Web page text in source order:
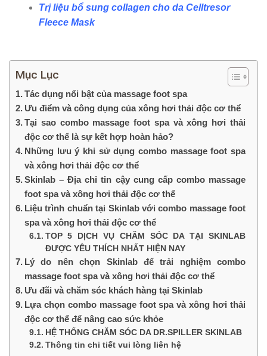
Trị liệu bổ sung collagen cho da Celltresor
Fleece Mask
Mục Lục
Tác dụng nổi bật của massage foot spa
Ưu điểm và công dụng của xông hơi thải độc cơ thể
Tại sao combo massage foot spa và xông hơi thải
độc cơ thể là sự kết hợp hoàn hảo?
Những lưu ý khi sử dụng combo massage foot spa
và xông hơi thải độc cơ thể
Skinlab – Địa chỉ tin cậy cung cấp combo massage
foot spa và xông hơi thải độc cơ thể
Liệu trình chuẩn tại Skinlab với combo massage foot
spa và xông hơi thải độc cơ thể
TOP 5 DỊCH VỤ CHĂM SÓC DA TẠI SKINLAB
ĐƯỢC YÊU THÍCH NHẤT HIỆN NAY
Lý do nên chọn Skinlab để trải nghiệm combo
massage foot spa và xông hơi thải độc cơ thể
Ưu đãi và chăm sóc khách hàng tại Skinlab
Lựa chọn combo massage foot spa và xông hơi thải
độc cơ thể để nâng cao sức khỏe
HỆ THỐNG CHĂM SÓC DA DR.SPILLER SKINLAB
Thông tin chi tiết vui lòng liên hệ